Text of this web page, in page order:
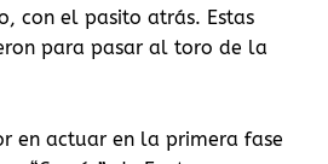
con el pasito atrás. Estas
para pasar al toro de la
en actuar en la primera fase